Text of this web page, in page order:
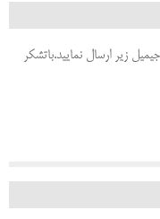
زیر ارسال نمایید.باتشکر